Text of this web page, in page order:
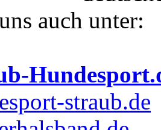
auch unter:
straub.de